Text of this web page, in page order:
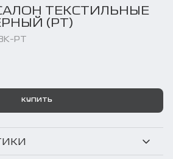
ТЕКСТИЛЬНЫЕ
(PT)
PT
КУПИТЬ